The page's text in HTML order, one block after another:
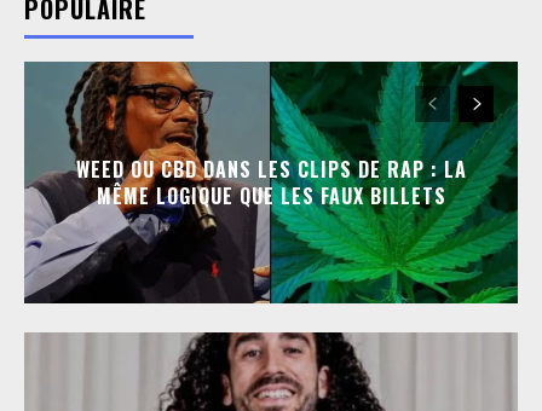
POPULAIRE
WEED OU CBD DANS LES CLIPS DE RAP : LA
MÊME LOGIQUE QUE LES FAUX BILLETS